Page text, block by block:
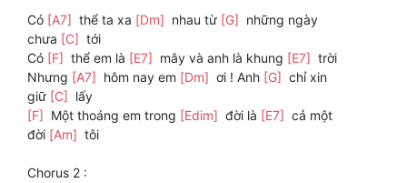
Có [A7] thể ta xa [Dm] nhau từ [G] những ngày
chưa [C] tới
Có [F] thể em là [E7] mây và anh là khung [E7] trời
Nhưng [A7] hôm nay em [Dm] ơi ! Anh [G] chỉ xin
giữ [C] lấy
[F] Một thoáng em trong [Edim] đời là [E7] cả một
đời [Am] tôi
Chorus 2 :